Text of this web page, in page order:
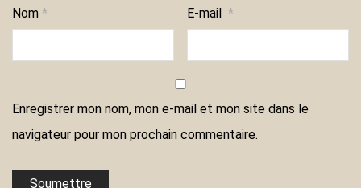
Nom * E-mail*
Enregistrer mon nom, mon e-mail et mon site dans le
navigateur pour mon prochain commentaire.